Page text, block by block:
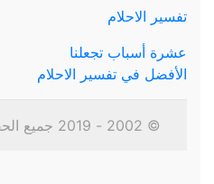
تفسير الاحلام
عشرة أسباب تجعلنا
الأفضل في تفسير الاحلام
© 2002 - 2019 جميع الحقوق محفوظة